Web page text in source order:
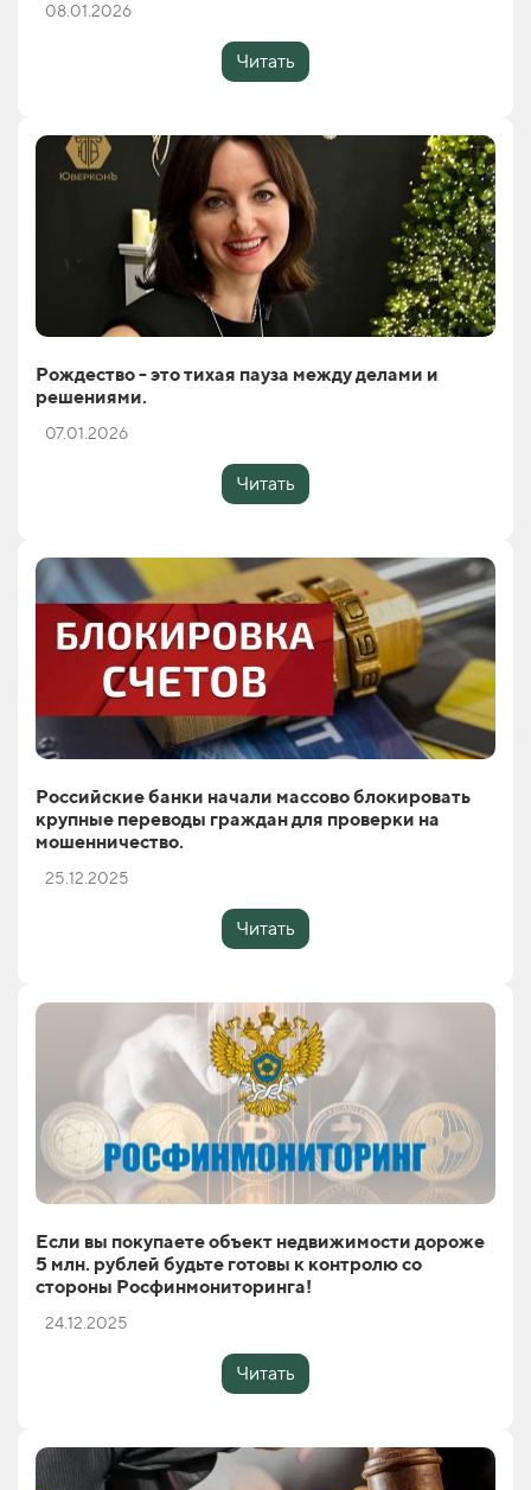
08.01.2026
Читать
Рождество - это тихая пауза между делами и
решениями.
07.01.2026
Читать
Российские банки начали массово блокировать
крупные переводы граждан для проверки на
мошенничество.
25.12.2025
Читать
Если вы покупаете объект недвижимости дороже
5 млн. рублей будьте готовы к контролю со
стороны Росфинмониторинга!
24.12.2025
Читать